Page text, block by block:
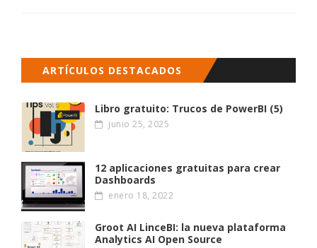
ARTÍCULOS DESTACADOS
Libro gratuito: Trucos de PowerBI (5)
junio 25, 2025
12 aplicaciones gratuitas para crear
Dashboards
enero 18, 2022
Groot AI LinceBI: la nueva plataforma
Analytics AI Open Source